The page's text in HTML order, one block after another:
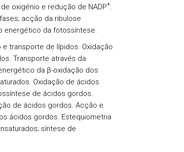
oxigénio e redução de NADP+.
acção da ribulose
energético da fotossíntese.
transporte de lípidos. Oxidação
Transporte através da
da β-oxidação dos
Oxidação de ácidos
de ácidos gordos.
de ácidos gordos. Acção e
ácidos gordos. Estequiometria
síntese de